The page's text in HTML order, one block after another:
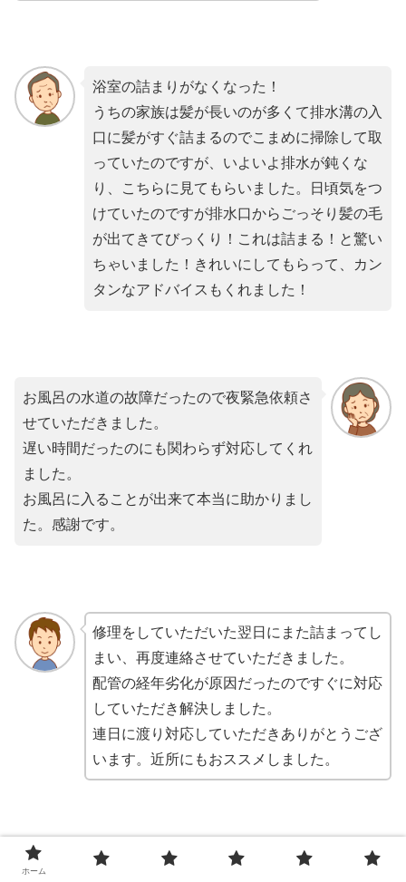
浴室の詰まりがなくなった！
うちの家族は髪が長いのが多くて排水溝の入
口に髪がすぐ詰まるのでこまめに掃除して取
っていたのですが、いよいよ排水が鈍くな
り、こちらに見てもらいました。日頃気をつ
けていたのですが排水口からごっそり髪の毛
が出てきてびっくり！これは詰まる！と驚い
ちゃいました！きれいにしてもらって、カン
タンなアドバイスもくれました！
お風呂の水道の故障だったので夜緊急依頼さ
せていただきました。
遅い時間だったのにも関わらず対応してくれ
ました。
お風呂に入ることが出来て本当に助かりまし
た。感謝です。
修理をしていただいた翌日にまた詰まってし
まい、再度連絡させていただきました。
配管の経年劣化が原因だったのですぐに対応
していただき解決しました。
連日に渡り対応していただきありがとうござ
います。近所にもおススメしました。
休日なのにすぐ来て頂けてほんとうにありが
ホーム